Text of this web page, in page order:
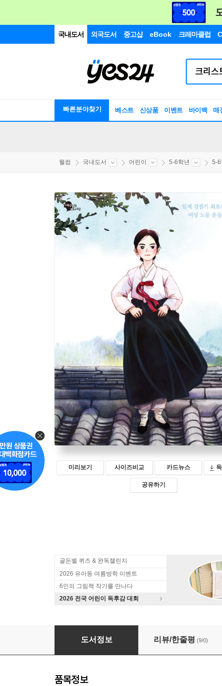
국내도서 외국도서 중고샵 eBook 크레마클럽
빠른분야찾기 베스트 신상품 이벤트 바이백 매
웰컴 국내도서 어린이 5-6학년 5-6
미리보기 사이즈비교 카드뉴스
공유하기
골든벨 퀴즈 & 완독챌린지
2026 유아동 여름방학 이벤트
6인의 그림책 작가를 만나다
2026 전국 어린이 독후감 대회
일제 강점기 최초의 여성 노동 운동가 강주룡
도서정보 리뷰/한줄평 (9/0)
품목정보